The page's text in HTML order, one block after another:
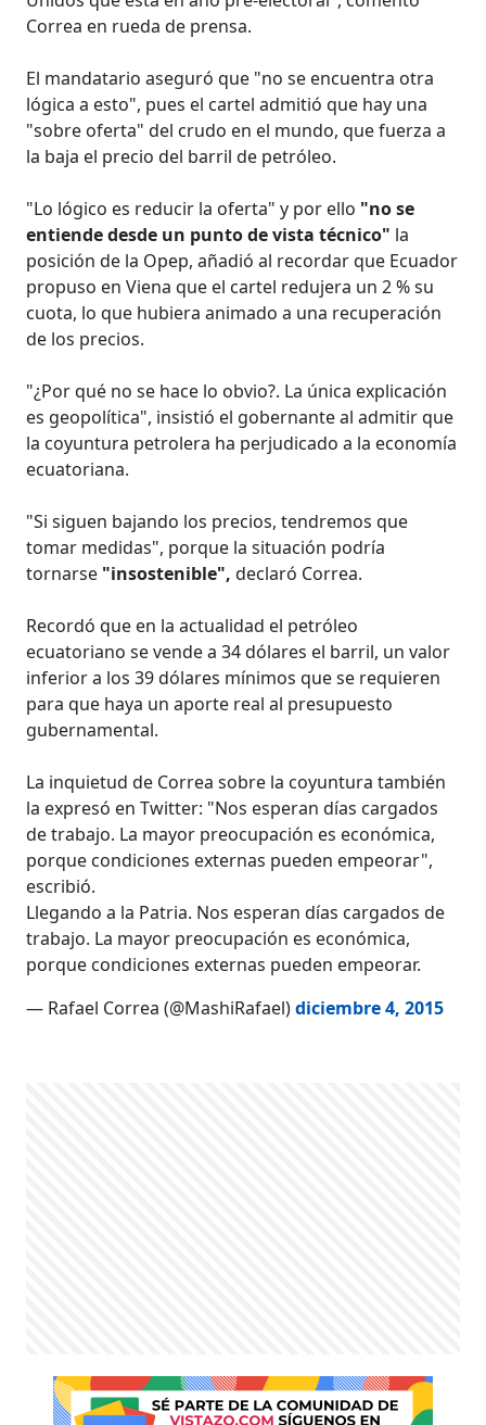
Correa en rueda de prensa.
El mandatario aseguró que "no se encuentra otra
lógica a esto", pues el cartel admitió que hay una
"sobre oferta" del crudo en el mundo, que fuerza a
la baja el precio del barril de petróleo.
"Lo lógico es reducir la oferta" y por ello "no se
entiende desde un punto de vista técnico" la
posición de la Opep, añadió al recordar que Ecuador
propuso en Viena que el cartel redujera un 2 % su
cuota, lo que hubiera animado a una recuperación
de los precios.
"¿Por qué no se hace lo obvio?. La única explicación
es geopolítica", insistió el gobernante al admitir que
la coyuntura petrolera ha perjudicado a la economía
ecuatoriana.
"Si siguen bajando los precios, tendremos que
tomar medidas", porque la situación podría
tornarse "insostenible", declaró Correa.
Recordó que en la actualidad el petróleo
ecuatoriano se vende a 34 dólares el barril, un valor
inferior a los 39 dólares mínimos que se requieren
para que haya un aporte real al presupuesto
gubernamental.
La inquietud de Correa sobre la coyuntura también
la expresó en Twitter: "Nos esperan días cargados
de trabajo. La mayor preocupación es económica,
porque condiciones externas pueden empeorar",
escribió.
Llegando a la Patria. Nos esperan días cargados de
trabajo. La mayor preocupación es económica,
porque condiciones externas pueden empeorar.
— Rafael Correa (@MashiRafael)diciembre 4, 2015